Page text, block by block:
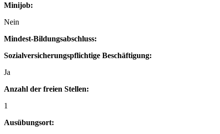
Minijob:
Nein
Mindest-Bildungsabschluss:
Sozialversicherungspflichtige Beschäftigung:
Ja
Anzahl der freien Stellen:
1
Ausübungsort: